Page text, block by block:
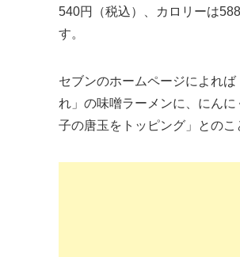
540円（税込）、カロリーは
す。
セブンのホームページによれば
れ」の味噌ラーメンに、にんに
子の唐玉をトッピング」とのこ